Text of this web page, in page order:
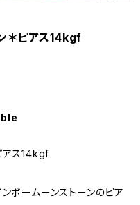
＊ピアス14kgf
アス14kgf
ボームーンストーンのピア